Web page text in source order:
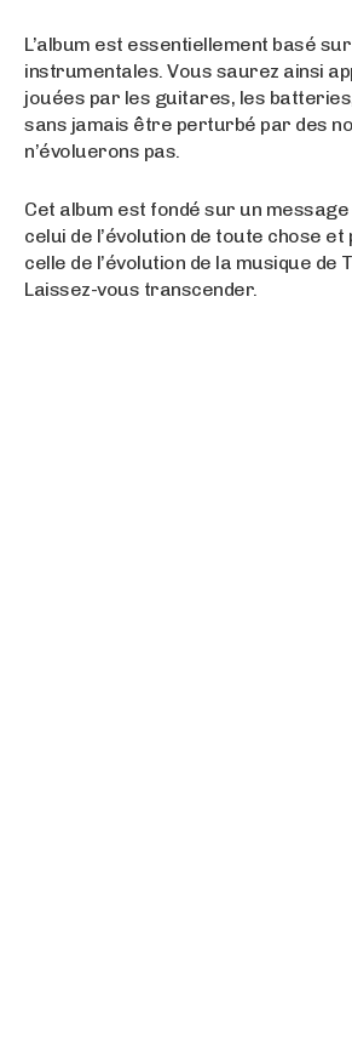
L’album est essentiellement basé
instrumentales. Vous saurez ainsi
jouées par les guitares, les
sans jamais être perturbé par des
n’évoluerons pas.
Cet album est fondé sur un
celui de l’évolution de toute chose
celle de l’évolution de la musique de
Laissez-vous transcender.